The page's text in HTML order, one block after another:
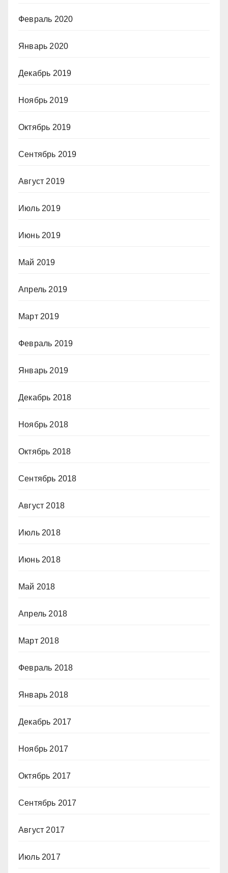
Февраль 2020
Январь 2020
Декабрь 2019
Ноябрь 2019
Октябрь 2019
Сентябрь 2019
Август 2019
Июль 2019
Июнь 2019
Май 2019
Апрель 2019
Март 2019
Февраль 2019
Январь 2019
Декабрь 2018
Ноябрь 2018
Октябрь 2018
Сентябрь 2018
Август 2018
Июль 2018
Июнь 2018
Май 2018
Апрель 2018
Март 2018
Февраль 2018
Январь 2018
Декабрь 2017
Ноябрь 2017
Октябрь 2017
Сентябрь 2017
Август 2017
Июль 2017